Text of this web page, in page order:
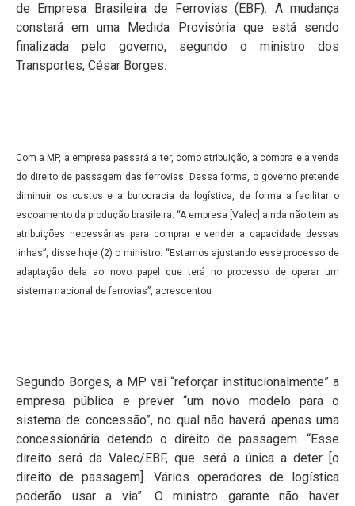
de Empresa Brasileira de Ferrovias (EBF). A mudança
constará em uma Medida Provisória que está sendo
finalizada pelo governo, segundo o ministro dos
Transportes, César Borges.
Com a MP, a empresa passará a ter, como atribuição, a compra e a venda
do direito de passagem das ferrovias. Dessa forma, o governo pretende
diminuir os custos e a burocracia da logística, de forma a facilitar o
escoamento da produção brasileira. “A empresa [Valec] ainda não tem as
atribuições necessárias para comprar e vender a capacidade dessas
linhas”, disse hoje (2) o ministro. “Estamos ajustando esse processo de
adaptação dela ao novo papel que terá no processo de operar um
sistema nacional de ferrovias”, acrescentou
Segundo Borges, a MP vai “reforçar institucionalmente” a
empresa pública e prever “um novo modelo para o
sistema de concessão”, no qual não haverá apenas uma
concessionária detendo o direito de passagem. “Esse
direito será da Valec/EBF, que será a única a deter [o
direito de passagem]. Vários operadores de logística
poderão usar a via”. O ministro garante não haver